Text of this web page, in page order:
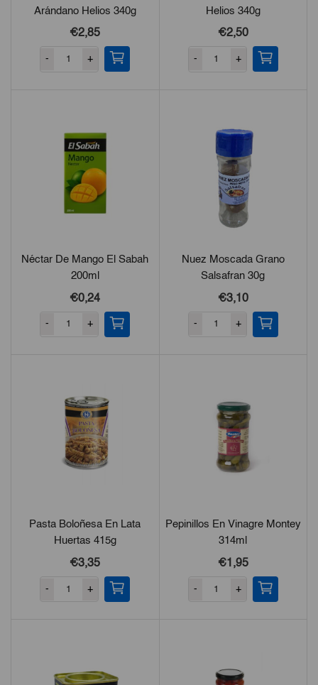
Arándano Helios 340g
€2,85
- +
Helios 340g
€2,50
- +
Néctar De Mango El Sabah
200ml
€0,24
- +
Nuez Moscada Grano
Salsafran 30g
€3,10
- +
Pasta Boloñesa En Lata
Huertas 415g
€3,35
- +
Pepinillos En Vinagre Montey
314ml
€1,95
- +